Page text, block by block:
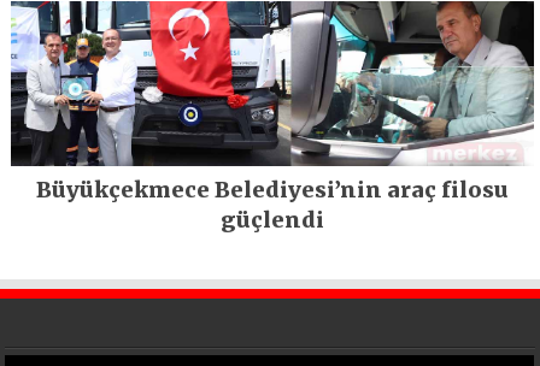
Büyükçekmece Belediyesi’nin araç filosu
güçlendi